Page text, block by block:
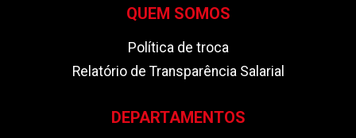
QUEM SOMOS
Política de troca
Relatório de Transparência Salarial
DEPARTAMENTOS